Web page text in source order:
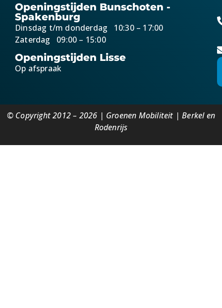
Openingstijden Bunschoten -
Spakenburg
Dinsdag t/m donderdag 10:30 – 17:00
Zaterdag 09:00 – 15:00
Openingstijden Lisse
Op afspraak
© Copyright 2012 – 2026 | Groenen Mobiliteit | Berkel en
Rodenrijs